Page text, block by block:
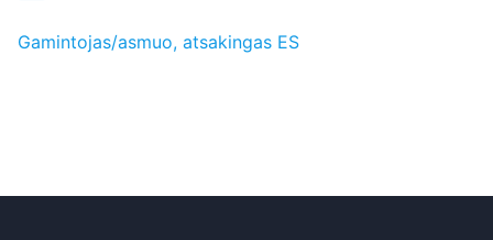
Gamintojas/asmuo, atsakingas ES